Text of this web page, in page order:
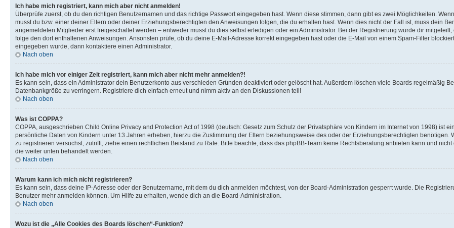
Ich habe mich registriert, kann mich aber nicht anmelden!
Überprüfe zuerst, ob du den richtigen Benutzernamen und das richtige Passwort eingegeben hast. Wenn diese stimmen, dann gibt es zwei Möglichkeiten. Wenn
musst du bzw. einer deiner Eltern oder deiner Erziehungsberechtigten den Anweisungen folgen, die du erhalten hast. Wenn dies nicht der Fall ist, muss dein
angemeldeten Mitglieder erst freigeschaltet werden – entweder musst du dies selbst erledigen oder ein Administrator. Bei der Registrierung wurde dir
folge den dort enthaltenen Anweisungen. Ansonsten prüfe, ob du deine E-Mail-Adresse korrekt eingegeben hast oder die E-Mail von einem Spam-Filter
eingegeben wurde, dann kontaktiere einen Administrator.
Nach oben
Ich habe mich vor einiger Zeit registriert, kann mich aber nicht mehr anmelden?!
Es kann sein, dass ein Administrator dein Benutzerkonto aus verschieden Gründen deaktiviert oder gelöscht hat. Außerdem löschen viele Boards regelmäßig
Datenbankgröße zu verringern. Registriere dich einfach erneut und nimm aktiv an den Diskussionen teil!
Nach oben
Was ist COPPA?
COPPA, ausgeschrieben Child Online Privacy and Protection Act of 1998 (deutsch: Gesetz zum Schutz der Privatsphäre von Kindern im Internet von 1998) ist
persönliche Daten von Kindern unter 13 Jahren erheben, hierzu die Zustimmung der Eltern beziehungsweise des oder der Erziehungsberechtigten benötigen.
zu registrieren versuchst, zutrifft, ziehe einen rechtlichen Beistand zu Rate. Bitte beachte, dass das phpBB-Team keine Rechtsberatung anbieten kann und
die weiter unten behandelt werden.
Nach oben
Warum kann ich mich nicht registrieren?
Es kann sein, dass deine IP-Adresse oder der Benutzername, mit dem du dich anmelden möchtest, von der Board-Administration gesperrt wurde. Die
Benutzer mehr anmelden können. Um Hilfe zu erhalten, wende dich an die Board-Administration.
Nach oben
Wozu ist die „Alle Cookies des Boards löschen“-Funktion?